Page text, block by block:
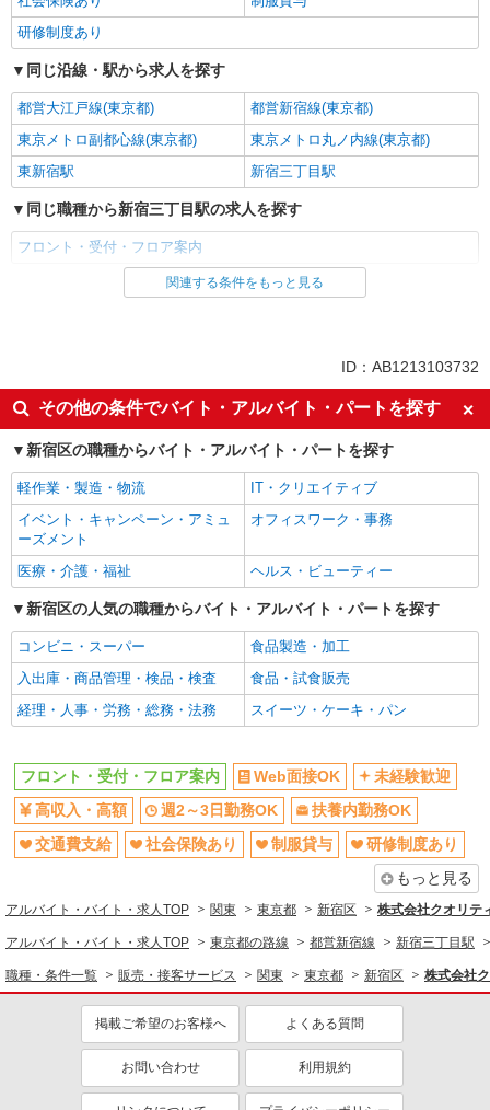
研修制度あり
同じ沿線・駅から求人を探す
都営大江戸線(東京都)
都営新宿線(東京都)
東京メトロ副都心線(東京都)
東京メトロ丸ノ内線(東京都)
東新宿駅
新宿三丁目駅
同じ職種から新宿三丁目駅の求人を探す
フロント・受付・フロア案内
同じ雇用形態から新宿三丁目駅の求人を探す
Web面接OK
未経験歓迎
高収入・高額
週2～3日勤務OK
扶養内勤務OK
交通費支給
社会保険あり
制服貸与
研修制度あり
同じ職種から求人を探す
販売・接客サービス
フロント・受付・フロア案内
同じ特徴から求人を探す
未経験歓迎
週2～3日勤務OK
社会保険あり
関連する条件をもっと見る
ID：AB1213103732
その他の条件でバイト・アルバイト・パートを探す
新宿区の職種からバイト・アルバイト・パートを探す
軽作業・製造・物流
IT・クリエイティブ
イベント・キャンペーン・アミュ
ーズメント
オフィスワーク・事務
医療・介護・福祉 ヘルス・ビューティー
新宿区の人気の職種からバイト・アルバイト・パートを探す
コンビニ・スーパー
食品製造・加工
入出庫・商品管理・検品・検査
食品・試食販売
経理・人事・労務・総務・法務
スイーツ・ケーキ・パン
フロント・受付・フロア案内 Web面接OK
未経験歓迎
高収入・高額
週2～3日勤務OK
扶養内勤務OK
交通費支給
社会保険あり 制服貸与
研修制度あり
もっと見る
アルバイト・バイト・求人TOP 関東 東京都 新宿区 株式会社クオリテ
アルバイト・バイト・求人TOP 東京都の路線 都営新宿線 新宿三丁目駅
職種・条件一覧 販売・接客サービス 関東 東京都 新宿区 株式会社
掲載ご希望のお客様へ よくある質問
お問い合わせ 利用規約